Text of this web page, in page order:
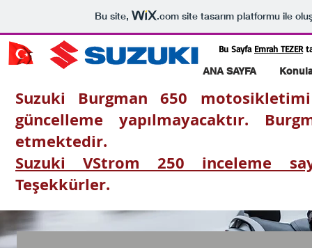
Bu site, .comsite tasarım platformu ile
ANA SAYFA
Bu Sayfa Emrah TEZER
Suzuki Burgman 650
güncelleme yapılmayacaktır.
etmektedir.
Suzuki VStrom 250 inceleme
Teşekkürler.